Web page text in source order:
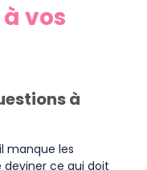
vos
à
manque les
deviner ce qui doit